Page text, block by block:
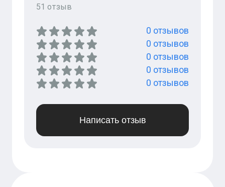
51 отзыв
0 отзывов
0 отзывов
0 отзывов
0 отзывов
0 отзывов
Написать отзыв